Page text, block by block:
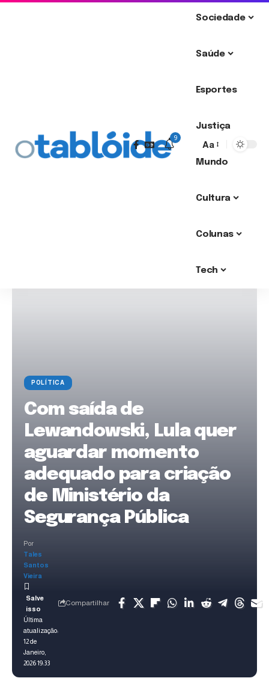
Sociedade
Saúde
Esportes
Justiça
Mundo
Cultura
Colunas
Tech
9
Aa
POLÍTICA
Com saída de
Lewandowski, Lula quer
aguardar momento
adequado para criação
de Ministério da
Segurança Pública
Última
atualização:
12 de
Janeiro,
2026 19:33
Por
Tales
Santos
Vieira
Compartilhar